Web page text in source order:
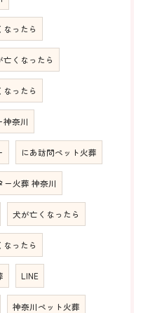
ったら
くなったら
ったら
神奈川
にあ訪問ペット火葬
ー火葬 神奈川
犬が亡くなったら
ったら
LINE
神奈川ペット火葬